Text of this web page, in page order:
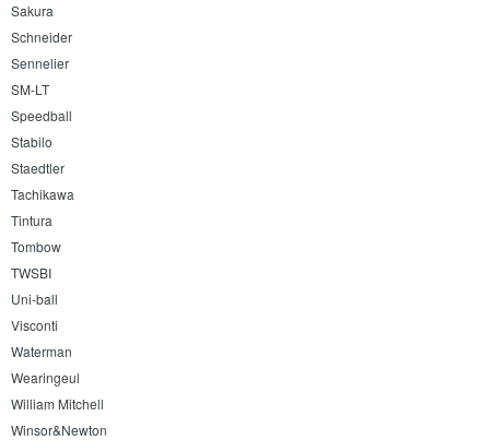
Sakura
Schneider
Sennelier
SM-LT
Speedball
Stabilo
Staedtler
Tachikawa
Tintura
Tombow
TWSBI
Uni-ball
Visconti
Waterman
Wearingeul
William Mitchell
Winsor&Newton